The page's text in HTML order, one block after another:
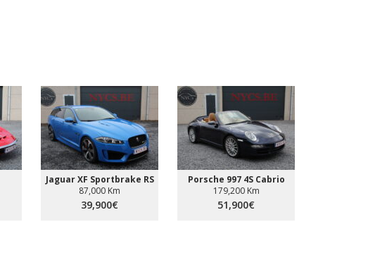
Jaguar XF Sportbrake RS
87,000 Km
39,900€
Porsche 997 4S Cabrio
179,200 Km
51,900€